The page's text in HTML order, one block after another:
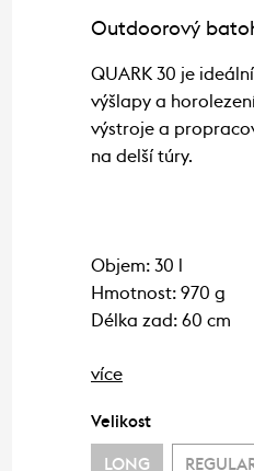
Outdoorový
QUARK 30 je
výšlapy a
výstroje a
na delší túry.
Objem: 30 l
Hmotnost: 970 g
Délka zad: 60 cm
více
Velikost
LONG